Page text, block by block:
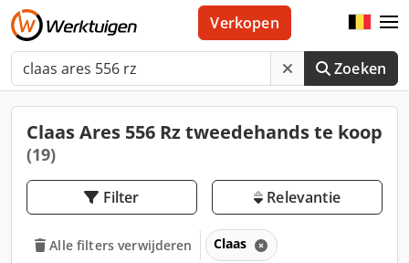
Zoeken
Verkopen
Claas Ares 556 Rz tweedehands te koop
(19)
Filter Relevantie
Alle filters verwijderen Claas